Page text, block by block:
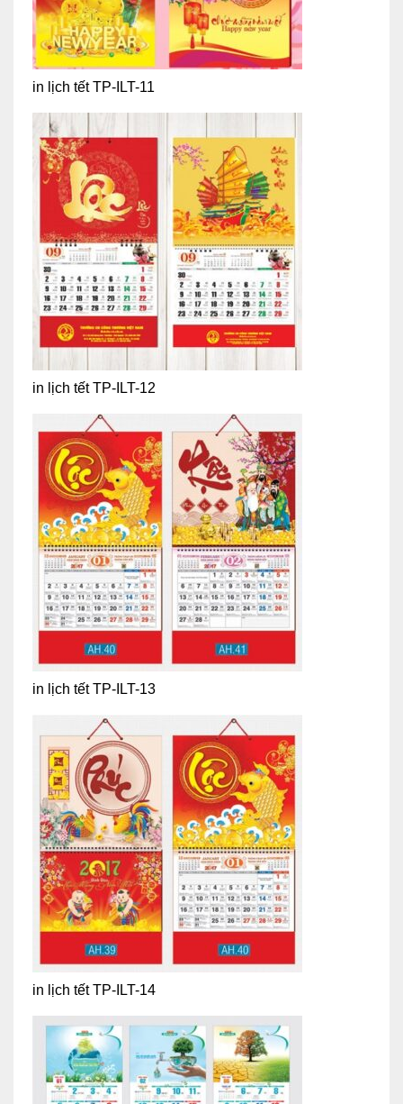
in lịch tết TP-ILT-11
in lịch tết TP-ILT-12
in lịch tết TP-ILT-13
in lịch tết TP-ILT-14